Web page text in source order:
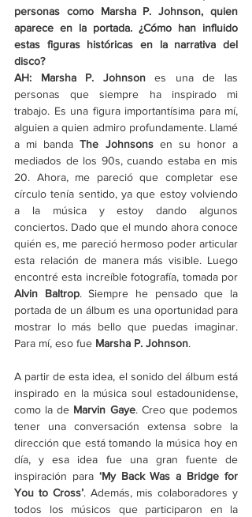
personas como Marsha P. Johnson, quien
aparece en la portada. ¿Cómo han influido
estas figuras históricas en la narrativa del
disco?
AH: Marsha P. Johnson es una de las
personas que siempre ha inspirado mi
trabajo. Es una figura importantísima para mí,
alguien a quien admiro profundamente. Llamé
a mi banda The Johnsons en su honor a
mediados de los 90s, cuando estaba en mis
20. Ahora, me pareció que completar ese
círculo tenía sentido, ya que estoy volviendo
a la música y estoy dando algunos
conciertos. Dado que el mundo ahora conoce
quién es, me pareció hermoso poder articular
esta relación de manera más visible. Luego
Alvin Baltrop. Siempre he pensado que la
portada de un álbum es una oportunidad para
mostrar lo más bello que puedas imaginar.
Para mí, eso fue Marsha P. Johnson.
A partir de esta idea, el sonido del álbum está
inspirado en la música soul estadounidense,
como la de Marvin Gaye. Creo que podemos
tener una conversación extensa sobre la
dirección que está tomando la música hoy en
día, y esa idea fue una gran fuente de
inspiración para ‘My Back Was a Bridge for
You to Cross’. Además, mis colaboradores y
todos los músicos que participaron en la